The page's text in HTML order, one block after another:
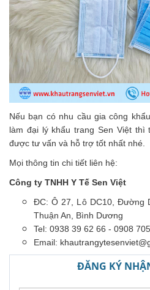
Nếu bạn có nhu cầu gia công
làm đại lý khẩu trang Sen Việt
được tư vấn và hỗ trợ tốt nhất nhé.
Mọi thông tin chi tiết liên hệ:
Công ty TNHH Y Tế Sen Việt
ĐC: Ô 27, Lô DC10, Đường
Thuận An, Bình Dương
Tel: 0938 39 62 66 - 0908
Email:
ĐĂNG KÝ